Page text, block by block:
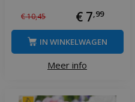
€10,45 € 7 99
Meer info
IN WINKELWAGEN